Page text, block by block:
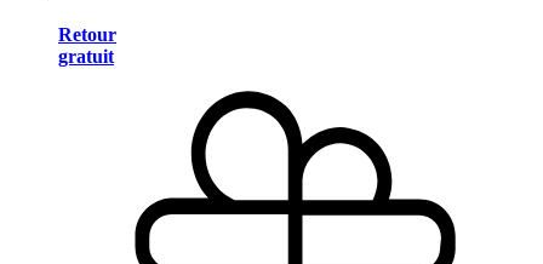
Retour
gratuit